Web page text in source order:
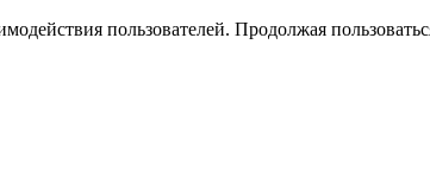
пользователей. Продолжая